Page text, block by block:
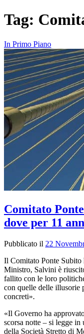
Tag:
In Primo Piano
Comitato
dove per 11
Pubblicato il 22
Il Comitato Ponte
Ministro, Salvini è
fallito con le loro
con quelle delle illusorie
concreti».
«Il Governo ha
scorsa notte – si legge
della Società Stretto di